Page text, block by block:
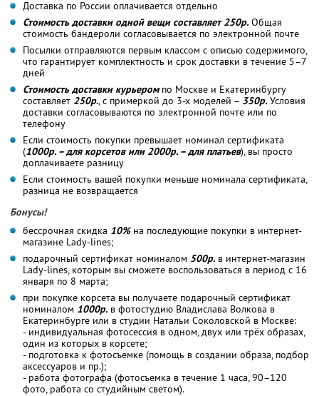
Доставка по России оплачивается отдельно
Стоимость доставки одной вещи составляет 250р. Общая
стоимость бандероли согласовывается по электронной почте
Посылки отправляются первым классом с описью содержимого,
что гарантирует комплектность и срок доставки в течение 5–7
дней
Стоимость доставки курьеромпо Москве и Екатеринбургу
составляет 250р., с примеркой до 3-х моделей – 350р. Условия
доставки согласовываются по электронной почте или по
телефону
Если стоимость покупки превышает номинал сертификата
(1000р. – для корсетов или 2000р. – для платьев), вы просто
доплачиваете разницу
Если стоимость вашей покупки меньше номинала сертификата,
разница не возвращается
Бонусы!
бессрочная скидка 10%на последующие покупки в интернет-
магазине Lady-lines;
подарочный сертификат номиналом 500р. в интернет-магазин
Lady-lines, которым вы сможете воспользоваться в период с 16
января по 8 марта;
при покупке корсета вы получаете подарочный сертификат
номиналом 1000р. в фотостудию Владислава Волкова в
Екатеринбурге или в студии Натальи Соколовской в Москве:
- индивидуальная фотосессия в одном, двух или трёх образах,
один из которых в корсете;
- подготовка к фотосъемке (помощь в создании образа, подбор
аксессуаров и пр.);
- работа фотографа (фотосъемка в течение 1 часа, 90–120
фото, работа со студийным светом).